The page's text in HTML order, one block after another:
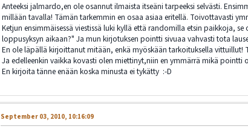
Anteeksi jalmardo,en ole osannut ilmaista itseäni tarpeeksi selvästi.
millään tavalla! Tämän tarkemmin en osaa asiaa eritellä. Toivottavasti
Ketjun ensimmäisessä viestissä luki kyllä että randomilla etsin paikkoja,
loppusyksyn aikaan?" Ja mun kirjotuksen pointti sivuaa vahvasti tota
En ole läpällä kirjoittanut mitään, enkä myöskään tarkoituksella
Ja edelleenkin vaikka kovasti olen miettinyt,niin en ymmärrä mikä
En kirjoita tänne enään koska minusta ei tykätty :-D
September 03, 2010, 10:16:09